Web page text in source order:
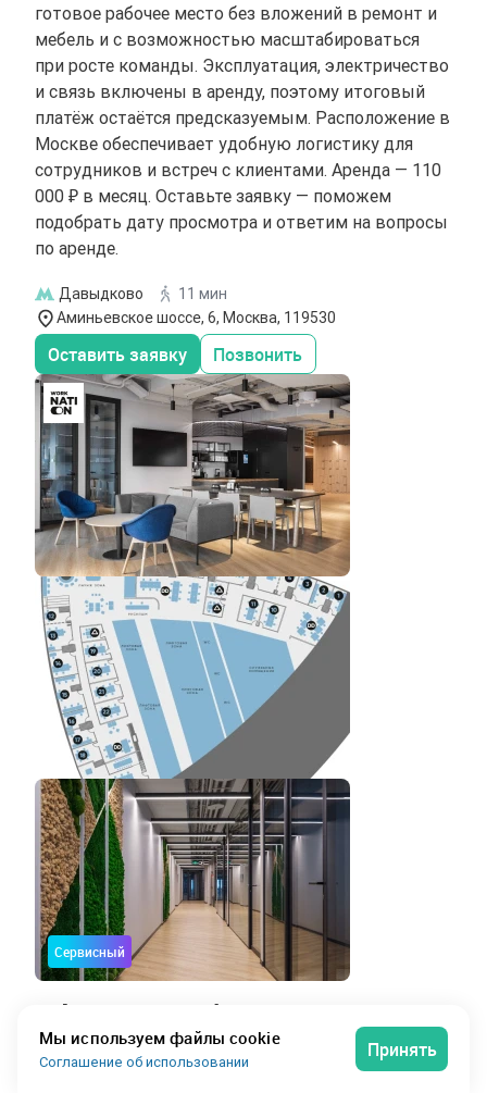
готовое рабочее место без вложений в ремонт и
мебель и с возможностью масштабироваться
при росте команды. Эксплуатация, электричество
и связь включены в аренду, поэтому итоговый
платёж остаётся предсказуемым. Расположение в
Москве обеспечивает удобную логистику для
сотрудников и встреч с клиентами. Аренда — 110
000 ₽ в месяц. Оставьте заявку — поможем
подобрать дату просмотра и ответим на вопросы
по аренде.
Давыдково
11 мин
Аминьевское шоссе, 6, Москва, 119530
Оставить заявку Позвонить
Сервисный
Офис на 6 рабочих мест
Мы используем файлы cookie
Соглашение об использовании
Принять